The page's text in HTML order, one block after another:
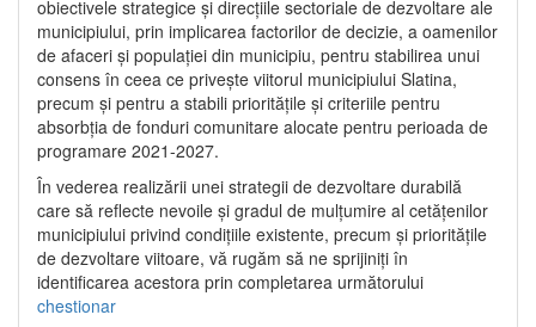
obiectivele strategice și direcțiile sectoriale de dezvoltare ale
municipiului, prin implicarea factorilor de decizie, a oamenilor
de afaceri și populației din municipiu, pentru stabilirea unui
consens în ceea ce privește viitorul municipiului Slatina,
precum și pentru a stabili prioritățile și criteriile pentru
absorbția de fonduri comunitare alocate pentru perioada de
programare 2021-2027.
În vederea realizării unei strategii de dezvoltare durabilă
care să reflecte nevoile și gradul de mulțumire al cetățenilor
municipiului privind condițiile existente, precum și prioritățile
de dezvoltare viitoare, vă rugăm să ne sprijiniți în
identificarea acestora prin completarea următorului
chestionar